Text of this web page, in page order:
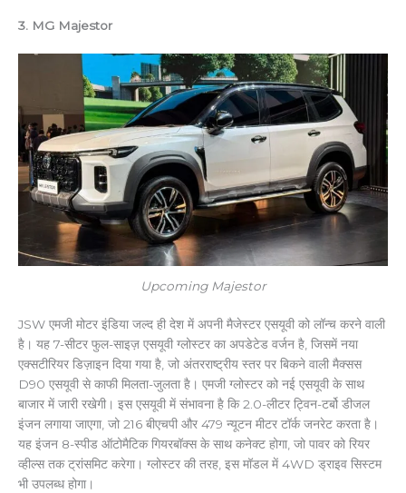
3. MG Majestor
Upcoming Majestor
JSW एमजी मोटर इंडिया जल्द ही देश में अपनी मैजेस्टर एसयूवी को लॉन्च करने वाली
है। यह 7-सीटर फुल-साइज़ एसयूवी ग्लोस्टर का अपडेटेड वर्जन है, जिसमें नया
एक्सटीरियर डिज़ाइन दिया गया है, जो अंतरराष्ट्रीय स्तर पर बिकने वाली मैक्सस
D90 एसयूवी से काफी मिलता-जुलता है। एमजी ग्लोस्टर को नई एसयूवी के साथ
बाजार में जारी रखेगी। इस एसयूवी में संभावना है कि 2.0-लीटर ट्विन-टर्बो डीजल
इंजन लगाया जाएगा, जो 216 बीएचपी और 479 न्यूटन मीटर टॉर्क जनरेट करता है।
यह इंजन 8-स्पीड ऑटोमैटिक गियरबॉक्स के साथ कनेक्ट होगा, जो पावर को रियर
व्हील्स तक ट्रांसमिट करेगा। ग्लोस्टर की तरह, इस मॉडल में 4WD ड्राइव सिस्टम
भी उपलब्ध होगा।